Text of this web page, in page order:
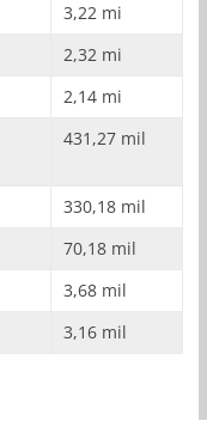
3,22 mi
2,32 mi
2,14 mi
431,27 mil
330,18 mil
70,18 mil
3,68 mil
3,16 mil